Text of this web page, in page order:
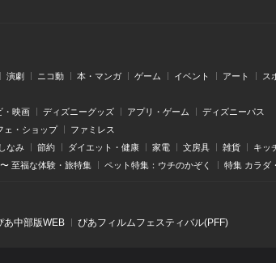
演劇 ニコ動 本・マンガ ゲーム イベント アート ス
・映画 ディズニーグッズ アプリ・ゲーム ディズニーパス
ェ・ショップ ファミレス
なみ 節約 ダイエット・健康 家電 文房具 雑貨 キッ
至福な体験・旅特集 ペット特集：ウチのかぞく 特集 カラダ
あ中部版WEB ぴあフィルムフェスティバル(PFF)